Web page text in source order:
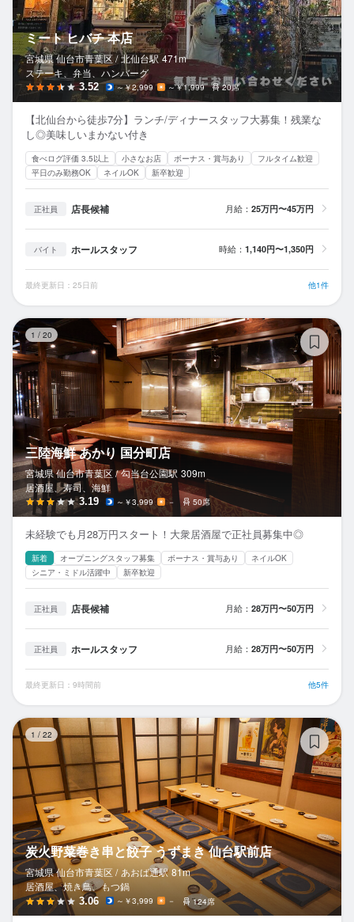
ミート ヒバチ 本店
宮城県 仙台市青葉区 / 北仙台駅 471m
ステーキ、弁当、ハンバーグ
3.52 ～￥2,999 ～￥1,999 20席
【北仙台から徒歩7分】ランチ/ディナースタッフ大募集！残業な
し◎美味しいまかない付き
食べログ評価 3.5以上 小さなお店 ボーナス・賞与あり
フルタイム歓迎
平日のみ勤務OK
ネイルOK 新卒歓迎
正社員 店長候補 月給： 25万円〜45万円
バイト ホールスタッフ 時給： 1,140円〜1,350円
最終更新日：25日前 他1件
1 / 20
三陸海鮮 あかり 国分町店
宮城県 仙台市青葉区 / 勾当台公園駅 309m
居酒屋、寿司、海鮮
3.19 ～￥3,999 － 50席
未経験でも月28万円スタート！大衆居酒屋で正社員募集中◎
新着 オープニングスタッフ募集 ボーナス・賞与あり
ネイルOK
シニア・ミドル活躍中
新卒歓迎
正社員 店長候補 月給： 28万円〜50万円
正社員 ホールスタッフ 月給： 28万円〜50万円
最終更新日：9時間前 他5件
1 / 22
炭火野菜巻き串と餃子 うずまき 仙台駅前店
宮城県 仙台市青葉区 / あおば通駅 81m
居酒屋、焼き鳥、もつ鍋
3.06 ～￥3,999 － 124席